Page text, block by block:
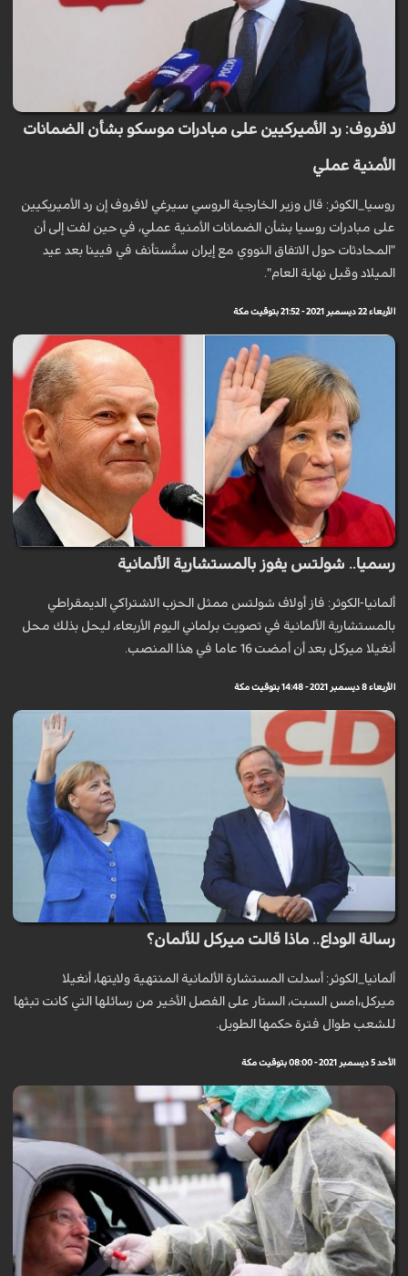
لافروف: رد الأميركيين على مبادرات موسكو بشأن الضمانات
الأمنية عملي
روسيا_الكوثر: قال وزير الخارجية الروسي سيرغي لافروف إن رد الأميريكيين
على مبادرات روسيا بشأن الضمانات الأمنية عملي، في حين لفت إلى أن
"المحادثات حول الاتفاق النووي مع إيران ستُستأنف في فيينا بعد عيد
الميلاد وقبل نهاية العام".
الأربعاء 22 ديسمبر 2021 - 21:52 بتوقيت مكة
رسميا.. شولتس يفوز بالمستشارية الألمانية
ألمانيا-الكوثر: فاز أولاف شولتس ممثل الحزب الاشتراكي الديمقراطي
بالمستشارية الألمانية في تصويت برلماني اليوم الأربعاء، ليحل بذلك محل
أنغيلا ميركل بعد أن أمضت 16 عاما في هذا المنصب.
الأربعاء 8 ديسمبر 2021 - 14:48 بتوقيت مكة
رسالة الوداع.. ماذا قالت ميركل للألمان؟
ألمانيا_الكوثر: أسدلت المستشارة الألمانية المنتهية ولايتها، أنغيلا
ميركل،امس السبت، الستار على الفصل الأخير من رسائلها التي كانت تبثها
للشعب طوال فترة حكمها الطويل.
الأحد 5 ديسمبر 2021 - 08:00 بتوقيت مكة